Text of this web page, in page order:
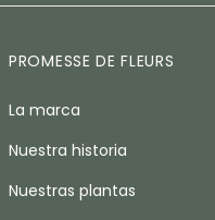
PROMESSE DE FLEURS
La marca
Nuestra historia
Nuestras plantas